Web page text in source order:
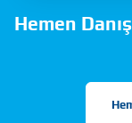
Hemen